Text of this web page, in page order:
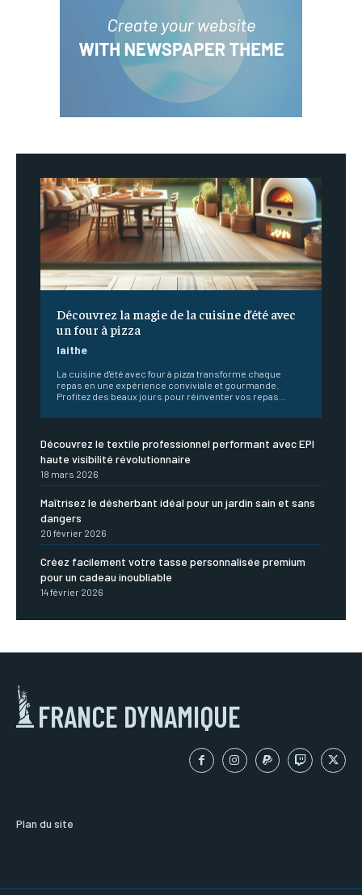
Découvrez la magie de la cuisine d’été avec
un four à pizza
laithe
La cuisine d'été avec four à pizza transforme chaque
repas en une expérience conviviale et gourmande.
Profitez des beaux jours pour réinventer vos repas...
Découvrez le textile professionnel performant avec EPI
haute visibilité révolutionnaire
18 mars 2026
Maîtrisez le désherbant idéal pour un jardin sain et sans
dangers
20 février 2026
Créez facilement votre tasse personnalisée premium
pour un cadeau inoubliable
14 février 2026
FRANCE DYNAMIQUE
Plan du site